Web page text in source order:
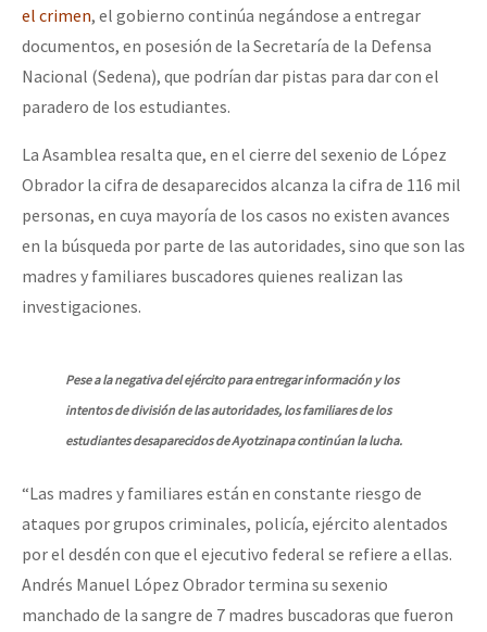
el crimen, el gobierno continúa negándose a entregar
documentos, en posesión de la Secretaría de la Defensa
Nacional (Sedena), que podrían dar pistas para dar con el
paradero de los estudiantes.
La Asamblea resalta que, en el cierre del sexenio de López
Obrador la cifra de desaparecidos alcanza la cifra de 116 mil
personas, en cuya mayoría de los casos no existen avances
en la búsqueda por parte de las autoridades, sino que son las
madres y familiares buscadores quienes realizan las
investigaciones.
Pese a la negativa del ejército para entregar información y los
intentos de división de las autoridades, los familiares de los
estudiantes desaparecidos de Ayotzinapa continúan la lucha.
“Las madres y familiares están en constante riesgo de
ataques por grupos criminales, policía, ejército alentados
por el desdén con que el ejecutivo federal se refiere a ellas.
Andrés Manuel López Obrador termina su sexenio
manchado de la sangre de 7 madres buscadoras que fueron